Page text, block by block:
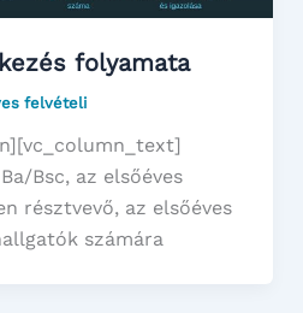
folyamata
felvételi
Bsc, az elsőéves
résztvevő, az elsőéves
számára